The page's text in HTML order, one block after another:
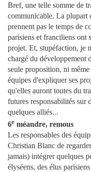
Bref, une telle somme de
communicable. La plupart
prennent pas le temps de
parisiens et franciliens ont
projet. Et, stupéfaction, je
chargé du développement
seule proposition, ni
équipes d'expliquer ses
qu'elles auront toutes du
futures responsabilités sur
quelques alliés...
6e méandre, remous
Les responsables des
Christian Blanc de
jamais) intégrer quelques
élyséens, des élus